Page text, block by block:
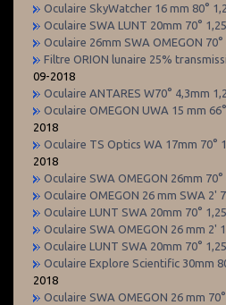
Oculaire SkyWatcher 16 mm 80°
Oculaire SWA LUNT 20mm 70°
Oculaire 26mm SWA OMEGON
Filtre ORION lunaire 25%
09-2018
Oculaire ANTARES W70° 4,3mm
Oculaire OMEGON UWA 15 mm
2018
Oculaire TS Optics WA 17mm 70°
2018
Oculaire SWA OMEGON 26mm
Oculaire OMEGON 26 mm SWA 2'
Oculaire LUNT SWA 20mm 70°
Oculaire SWA OMEGON 26 mm 2'
Oculaire LUNT SWA 20mm 70°
Oculaire Explore Scientific 30mm
2018
Oculaire SWA OMEGON 26 mm